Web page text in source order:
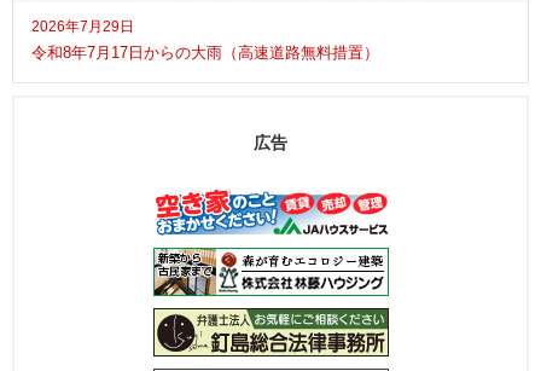
2026年7月29日
令和8年7月17日からの大雨（高速道路無料措置）
広告